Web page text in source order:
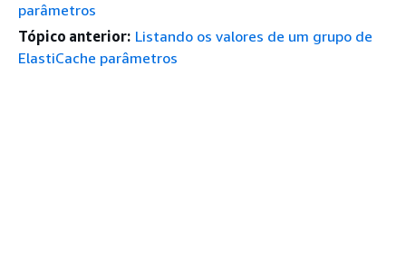
parâmetros
Tópico anterior: Listando os valores de um grupo de
ElastiCache parâmetros